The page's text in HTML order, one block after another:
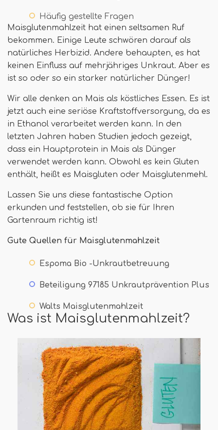
Häufig gestellte Fragen
Maisglutenmahlzeit hat einen seltsamen Ruf
bekommen. Einige Leute schwören darauf als
natürliches Herbizid. Andere behaupten, es hat
keinen Einfluss auf mehrjähriges Unkraut. Aber es
ist so oder so ein starker natürlicher Dünger!
Wir alle denken an Mais als köstliches Essen. Es ist
jetzt auch eine seriöse Kraftstoffversorgung, da es
in Ethanol verarbeitet werden kann. In den
letzten Jahren haben Studien jedoch gezeigt,
dass ein Hauptprotein in Mais als Dünger
verwendet werden kann. Obwohl es kein Gluten
enthält, heißt es Maisgluten oder Maisglutenmehl.
Lassen Sie uns diese fantastische Option
erkunden und feststellen, ob sie für Ihren
Gartenraum richtig ist!
Gute Quellen für Maisglutenmahlzeit
Espoma Bio -Unkrautbetreuung
Beteiligung 97185 Unkrautprävention Plus
Walts Maisglutenmahlzeit
Was ist Maisglutenmahlzeit?